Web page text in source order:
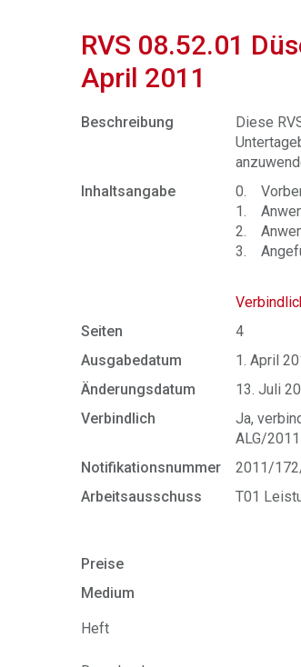
RVS 08.52.01
April 2011
Beschreibung
Diese
Inhaltsangabe
0.
1.
2.
3.
Seiten
4
Ausgabedatum
1. April
Änderungsdatum
13. Juli
Verbindlich
Ja,
ALG/2011
Notifikationsnummer
2011/
Arbeitsausschuss
T01
Preise
Medium
Heft